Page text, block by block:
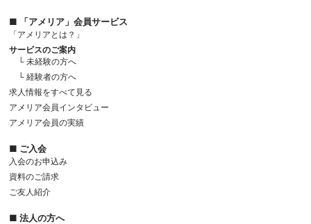
■ 「アメリア」会員サービス
「アメリアとは？」
サービスのご案内
└ 未経験の方へ
└ 経験者の方へ
求人情報をすべて見る
アメリア会員インタビュー
アメリア会員の実績
■ ご入会
入会のお申込み
資料のご請求
ご友人紹介
■ 法人の方へ